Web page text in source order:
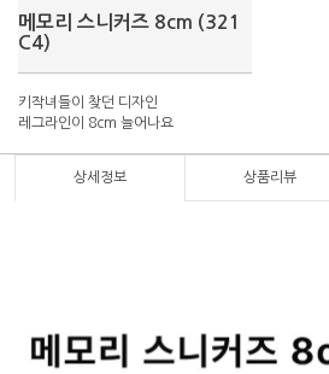
메모리 스니커즈 8cm (321
C4)
키작녀들이 찾던 디자인
레그라인이 8cm 늘어나요
상세정보 상품리뷰